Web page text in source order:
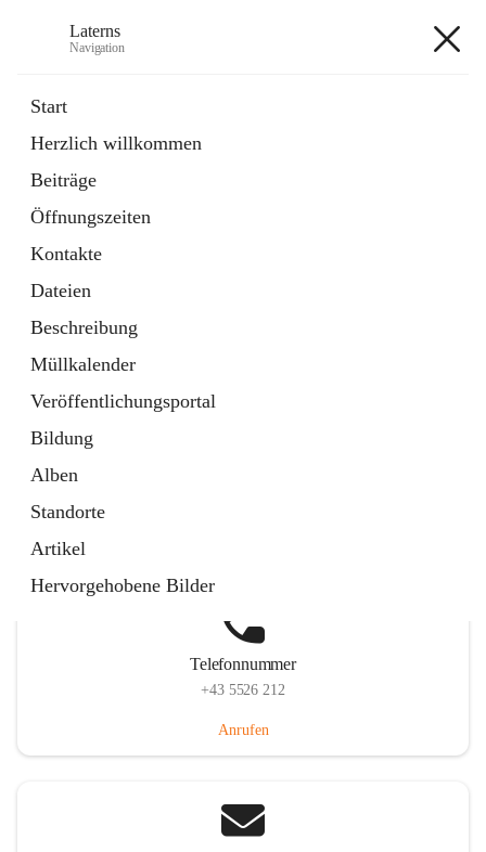
Laterns
Navigation
Start
Herzlich willkommen
Beiträge
Öffnungszeiten
Kontakte
Dateien
Beschreibung
Müllkalender
Veröffentlichungsportal
Bildung
Alben
Standorte
Artikel
Hervorgehobene Bilder
11 Schnellzugriffe
Soziales
1 Schnellzugriff
Telefonnummer
+43 5526 212
Anrufen